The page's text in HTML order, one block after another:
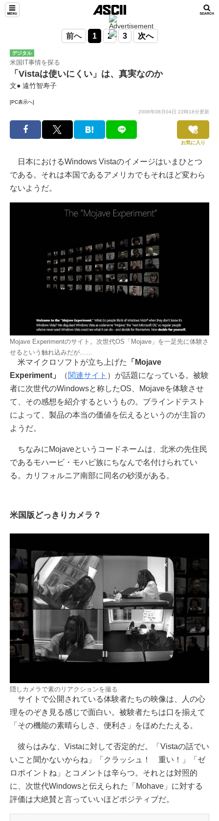
前へ 1 2 3 次へ
デジタル
米国IT事情を探る
「Vistaは使いにくい」は、真実なのか
文● 遠竹智寿子
[PC表示へ]
2008年08月04日 22時18分更新
お気に入り
日本におけるWindows Vistaのイメージはいまひとつ
である。それは本国であるアメリカでもそれほど変わら
ないようだ。
Mojave Experimentのサイト。次世代OS「Mojave」を一足先に体験さ
せるという触れ込みだが……
米マイクロソフトが立ち上げた
「Mojave
Experiment」
（関連サイト ）が話題になっている。被験
者に次世代のWindowsと称したOS、Mojaveを体験させ
て、その感想を紹介するというもの。ブラインドテスト
によって、製品の本当の価値を伝えるというのが主旨の
ようだ。
ちなみにMojaveというコードネームは、北米の先住民
であるモハービ・モハビ族にちなんで名付けられてい
る。カリフォルニア南部に同名の砂漠がある。
米国版どっきりカメラ？
隠しカメラで素のリアクションを撮る
サイトで公開されている体験者たちの映像は、人の心
理をのぞき見る感じで面白い。被験者たちは口を揃えて
「その機能の素晴らしさ、便利さ」をほめたたえる。
彼らはみな、Vistaに対して否定的だ。「Vistaの話でい
いこと聞かないからね」「クラッシュ！ 重い！」「ゼ
ロポイントね」とコメントは辛らつ。それとは対照的
に、次世代Windowsと伝えられた「Mohave」に対する
評価は大絶賛と言っていいほどポジティブだ。